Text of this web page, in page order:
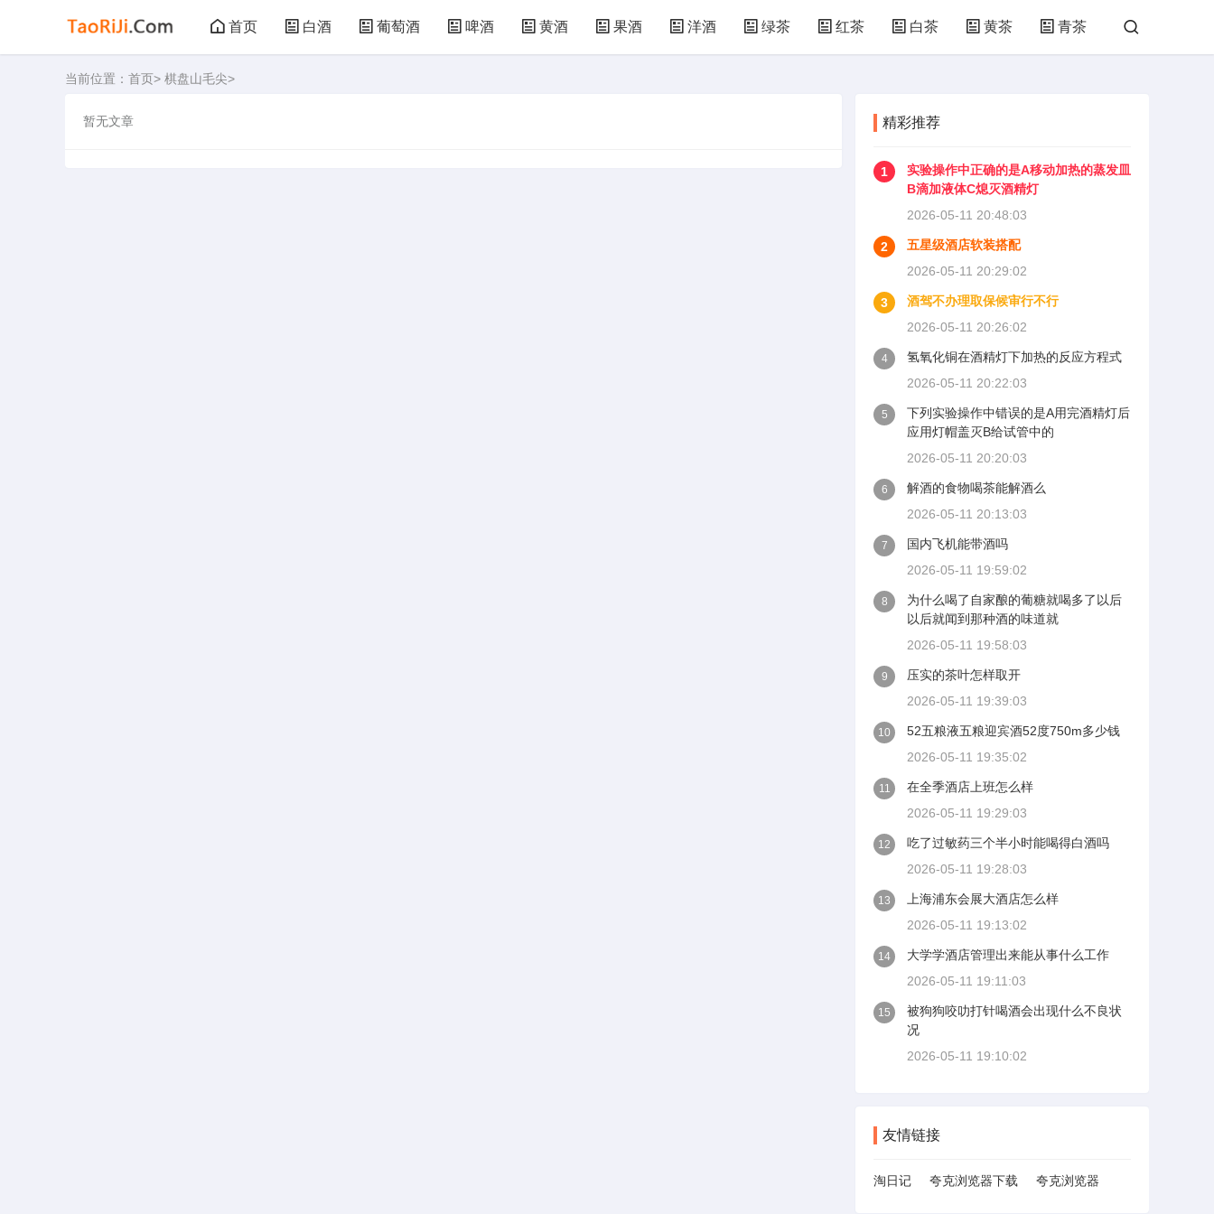
首页 白酒 葡萄酒 啤酒 黄酒 果酒 洋酒 绿茶 红茶 白茶 黄茶 青茶
黑茶
当前位置： 首页> 棋盘山毛尖>
暂无文章 精彩推荐
1
实验操作中正确的是A移动加热的蒸发皿
B滴加液体C熄灭酒精灯
2026-05-11 20:48:03
2
五星级酒店软装搭配
2026-05-11 20:29:02
3
酒驾不办理取保候审行不行
2026-05-11 20:26:02
4
氢氧化铜在酒精灯下加热的反应方程式
2026-05-11 20:22:03
5
下列实验操作中错误的是A用完酒精灯后
应用灯帽盖灭B给试管中的
2026-05-11 20:20:03
6
解酒的食物喝茶能解酒么
2026-05-11 20:13:03
7
国内飞机能带酒吗
2026-05-11 19:59:02
8
为什么喝了自家酿的葡糖就喝多了以后
以后就闻到那种酒的味道就
2026-05-11 19:58:03
9
压实的茶叶怎样取开
2026-05-11 19:39:03
10
52五粮液五粮迎宾酒52度750m多少钱
2026-05-11 19:35:02
11
在全季酒店上班怎么样
2026-05-11 19:29:03
12
吃了过敏药三个半小时能喝得白酒吗
2026-05-11 19:28:03
13
上海浦东会展大酒店怎么样
2026-05-11 19:13:02
14
大学学酒店管理出来能从事什么工作
2026-05-11 19:11:03
15
被狗狗咬叻打针喝酒会出现什么不良状
况
2026-05-11 19:10:02
友情链接
淘日记 夸克浏览器下载 夸克浏览器